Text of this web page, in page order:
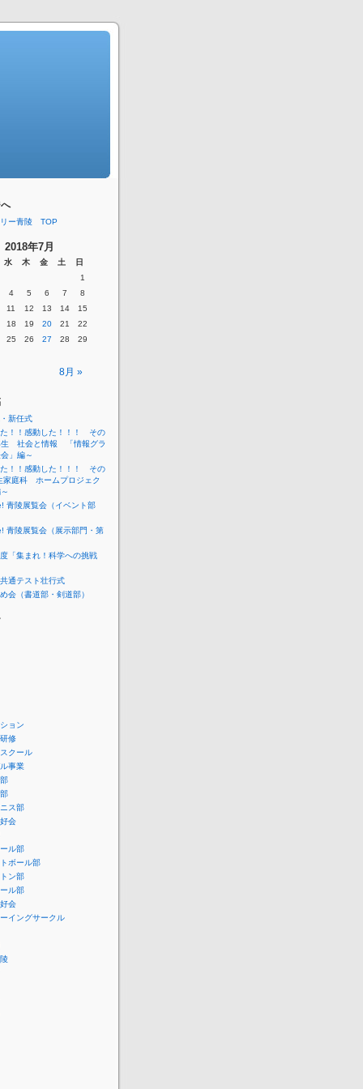
リー青陵 TOP
2018年7月
水 木 金 土 日
8月 »
1
4 5 6 7
8
11 12 13 14
15
18 19 20 21
22
25 26 27 28
29
新任式
！！感動した！！！ その
社会と情報 「情報グラ
」編～
！！感動した！！！ その
家庭科 ホームプロジェク
青陵展覧会（イベント部
青陵展覧会（展示部門・第
「集まれ！科学への挑戦
通テスト壮行式
会（書道部・剣道部）
ョン
修
クール
事業
ス部
会
ル部
ボール部
ン部
ル部
会
イングサークル